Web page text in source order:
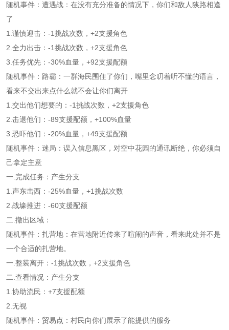
随机事件：遭遇战：在没有充分准备的情况下，你们和敌人狭路相逢
了
1.谨慎迎击：-1挑战次数，+2支援角色
2.全力出击：-1挑战次数，+2支援角色
3.任务优先：-30%血量，+92支援配额
随机事件：路霸：一群海民围住了你们，嘴里念叨着听不懂的语言，
看来不交出来点什么就不会让你们离开
1.交出他们想要的：-1挑战次数，+2支援角色
2.击退他们：-89支援配额，+100%血量
3.恐吓他们：-20%血量，+49支援配额
随机事件：迷局：误入信息黑区，对空中花园的通讯断绝，你必须自
己拿定主意
一.完成任务：产生分支
1.声东击西：-25%血量，+1挑战次数
2.战壕推进：-60支援配额
二.撤出区域：
随机事件：扎营地：在营地附近传来了喧闹的声音，看来此处并不是
一个合适的扎营地。
一.整装离开：-1挑战次数，+2支援角色
二.查看情况：产生分支
1.协助流民：+7支援配额
2.无视
随机事件：贸易点：村民向你们展示了能提供的服务